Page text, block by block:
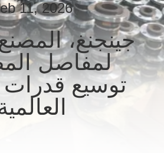
جولة
في
المعمل
مراقبة
11, 2026
جينجنغ،
لمفاصل
توسيع قدرات